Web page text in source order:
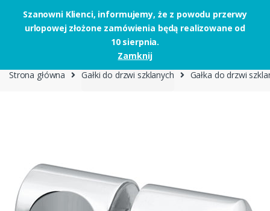
Skip to navigation
Skip to content
Strona główna Gałki do drzwi szklanych Gałka do drzwi
Szanowni Klienci, informujemy, że z powodu przerwy
urlopowej złożone zamówienia będą realizowane od
10 sierpnia.
Zamknij